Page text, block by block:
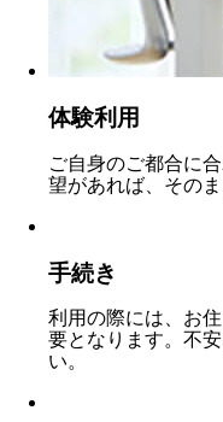
体験利用
ご自身のご都合に
望があれば、その
手続き
利用の際には、お
要となります。不
い。